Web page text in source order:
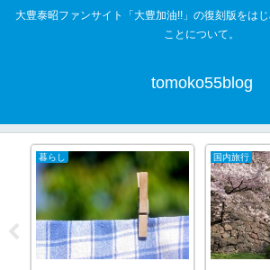
大豊泰昭ファンサイト「大豊加油!!」の復刻版をは
ことについて。
tomoko55blog
暮らし 国内旅行